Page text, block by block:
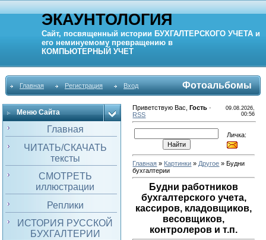
ЭКАУНТОЛОГИЯ
Сайт, посвященный истории БУХГАЛТЕРСКОГО УЧЕТА и
его неминуемому превращению в
КОМПЬЮТЕРНЫЙ УЧЕТ
Главная Регистрация Вход Фотоальбомы
Меню Сайта
Главная
ЧИТАТЬ/СКАЧАТЬ
тексты
СМОТРЕТЬ
иллюстрации
Реплики
ИСТОРИЯ РУССКОЙ
БУХГАЛТЕРИИ
Приветствую Вас ,Гость ·
RSS
09.08.2026,
00:56
Личка:
Главная » Картинки » Другое » Будни
бухгалтерии
Будни работников
бухгалтерского учета,
кассиров, кладовщиков,
весовщиков,
контролеров и т.п.